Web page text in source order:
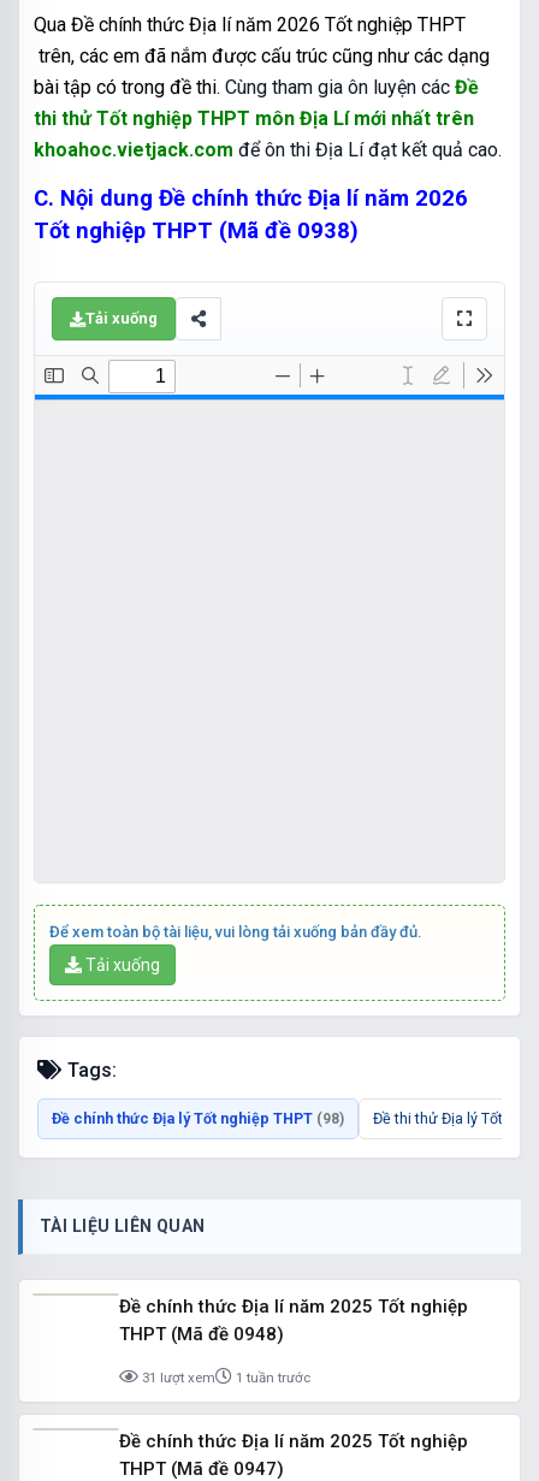
Qua Đề chính thức Địa lí năm 2026 Tốt nghiệp THPT
trên, các em đã nắm được cấu trúc cũng như các dạng
bài tập có trong đề thi. Cùng tham gia ôn luyện các Đề
thi thử Tốt nghiệp THPT môn Địa Lí mới nhất trên
khoahoc.vietjack.com để ôn thi Địa Lí đạt kết quả cao.
C. Nội dung Đề chính thức Địa lí năm 2026
Tốt nghiệp THPT (Mã đề 0938)
Tải xuống
Để xem toàn bộ tài liệu, vui lòng tải xuống bản đầy đủ.
Tải xuống
Tags:
Đề chính thức Địa lý Tốt nghiệp THPT (98) Đề thi thử Địa lý Tốt
TÀI LIỆU LIÊN QUAN
Đề chính thức Địa lí năm 2025 Tốt nghiệp
THPT (Mã đề 0948)
31 lượt xem 1 tuần trước
Đề chính thức Địa lí năm 2025 Tốt nghiệp
THPT (Mã đề 0947)